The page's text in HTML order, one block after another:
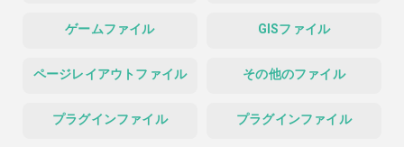
ゲームファイル GISファイル
ページレイアウトファイル その他のファイル
プラグインファイル プラグインファイル